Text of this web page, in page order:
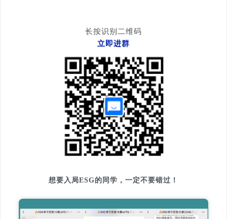
长按识别二维码
立即进群
想要入局ESG的同学，一定不要错过！